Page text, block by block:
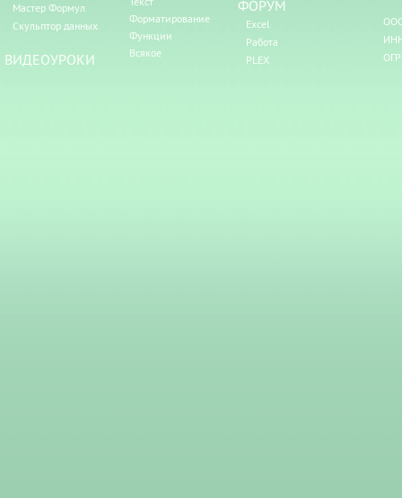
Мастер Формул
Скульптор данных
ВИДЕОУРОКИ
Форматирование
Функции
Всякое
ФОРУМ
Excel
Работа
PLEX